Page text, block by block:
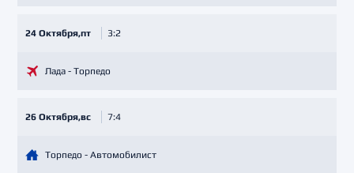
24 Октября,пт 3:2
Лада - Торпедо
26 Октября,вс 7:4
Торпедо - Автомобилист